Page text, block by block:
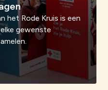
het Rode Kruis is een
gewenste